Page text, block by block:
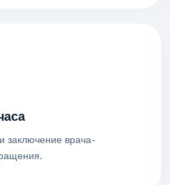
заключение врача-